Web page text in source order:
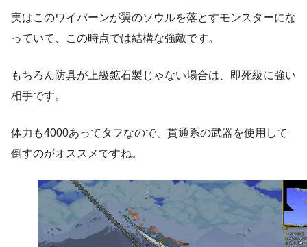
実はこのワイバーンが翼のソウルを落とすモンスターにな
っていて、この時点では結構な強敵です。
もちろん防具が上級鉱石製じゃない場合は、即死級に強い
相手です。
体力も4000あってタフなので、貫通系の武器を使用して
倒すのがオススメですね。